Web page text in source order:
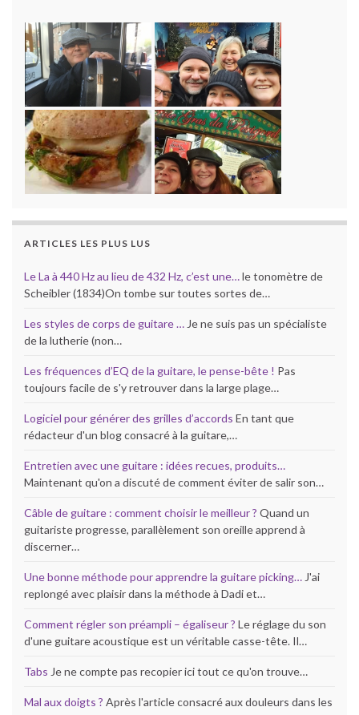
ARTICLES LES PLUS LUS
Le La à 440 Hz au lieu de 432 Hz, c’est une…le tonomètre de
Scheibler (1834)On tombe sur toutes sortes de…
Les styles de corps de guitare … Je ne suis pas un spécialiste
de la lutherie (non…
Les fréquences d’EQ de la guitare, le pense-bête ! Pas
toujours facile de s'y retrouver dans la large plage…
Logiciel pour générer des grilles d’accords En tant que
rédacteur d'un blog consacré à la guitare,…
Entretien avec une guitare : idées recues, produits…
Maintenant qu'on a discuté de comment éviter de salir son…
Câble de guitare : comment choisir le meilleur ? Quand un
guitariste progresse, parallèlement son oreille apprend à
discerner…
Une bonne méthode pour apprendre la guitare picking… J'ai
replongé avec plaisir dans la méthode à Dadi et…
Comment régler son préampli – égaliseur ? Le réglage du son
d'une guitare acoustique est un véritable casse-tête. Il…
Tabs Je ne compte pas recopier ici tout ce qu'on trouve…
Mal aux doigts ? Après l'article consacré aux douleurs dans les